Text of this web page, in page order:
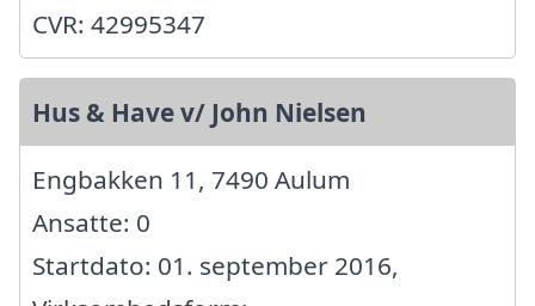
CVR: 42995347
Hus & Have v/ John Nielsen
Engbakken 11, 7490 Aulum
Ansatte: 0
Startdato: 01. september 2016,